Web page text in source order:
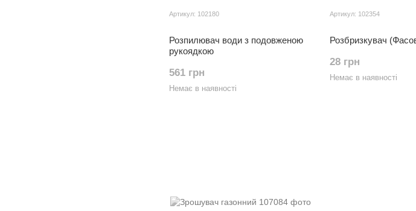
Артикул: 102180
Розпилювач води з подовженою
рукоядкою
561 грн
Немає в наявності
Артикул: 102354
Розбризкувач
28 грн
Немає в наявності